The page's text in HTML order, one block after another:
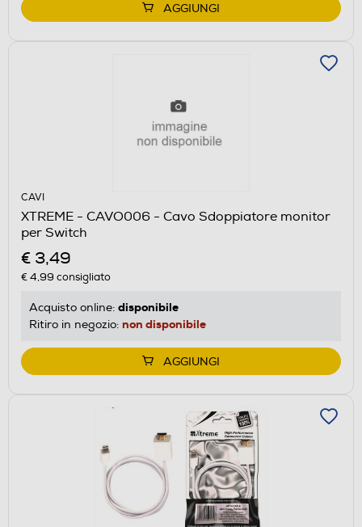
AGGIUNGI
CAVI
XTREME - CAVO006 - Cavo Sdoppiatore monitor
per Switch
€ 3,49
€ 4,99 consigliato
Acquisto online: disponibile
Ritiro in negozio: non disponibile
AGGIUNGI